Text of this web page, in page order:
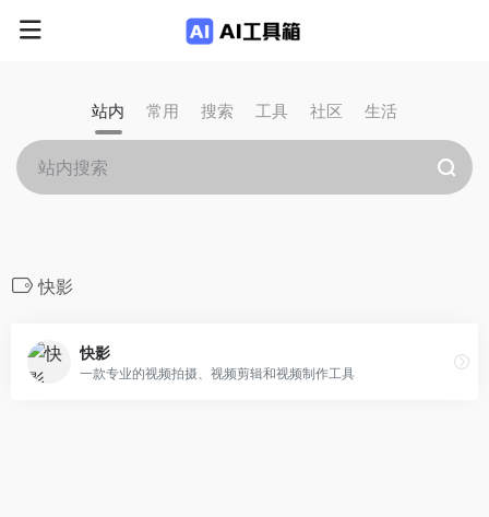
站内 常用 搜索 工具 社区 生活
快影
快影
一款专业的视频拍摄、视频剪辑和视频制作工具